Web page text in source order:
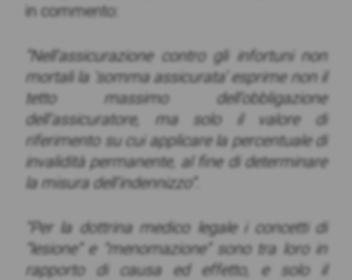
in commento:
“Nell’assicurazione contro gli infortuni non
mortali la ‘somma assicurata’ esprime non il
tetto massimo dell’obbligazione
dell’assicuratore, ma solo il valore di
riferimento su cui applicare la percentuale di
invalidità permanente, al fine di determinare
la misura dell’indennizzo”.
“Per la dottrina medico legale i concetti di
“lesione” e “menomazione” sono tra loro in
rapporto di causa ed effetto, e solo il